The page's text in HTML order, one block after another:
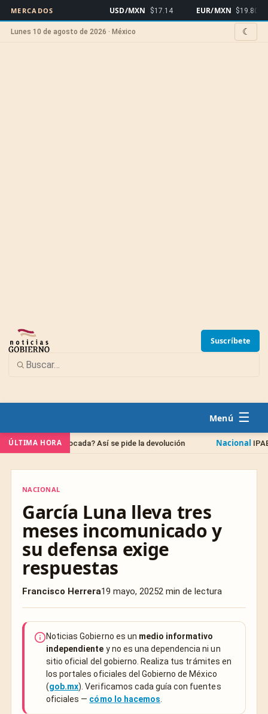
MERCADOS USD/MXN $17.14 EUR/MXN $19.80
Lunes 10 de agosto de 2026 · México ☾
Suscríbete
☰
ÚLTIMA HORAAsí se pide la devolución Nacional IPAB: qué pasa
NACIONAL
García Luna lleva tres
meses incomunicado y
su defensa exige
respuestas
Francisco Herrera19 mayo, 20252 min de lectura
Noticias Gobierno es un medio informativo
independiente y no es una dependencia ni un
sitio oficial del gobierno. Realiza tus trámites en
los portales oficiales del Gobierno de México
(gob.mx). Verificamos cada guía con fuentes
oficiales — cómo lo hacemos